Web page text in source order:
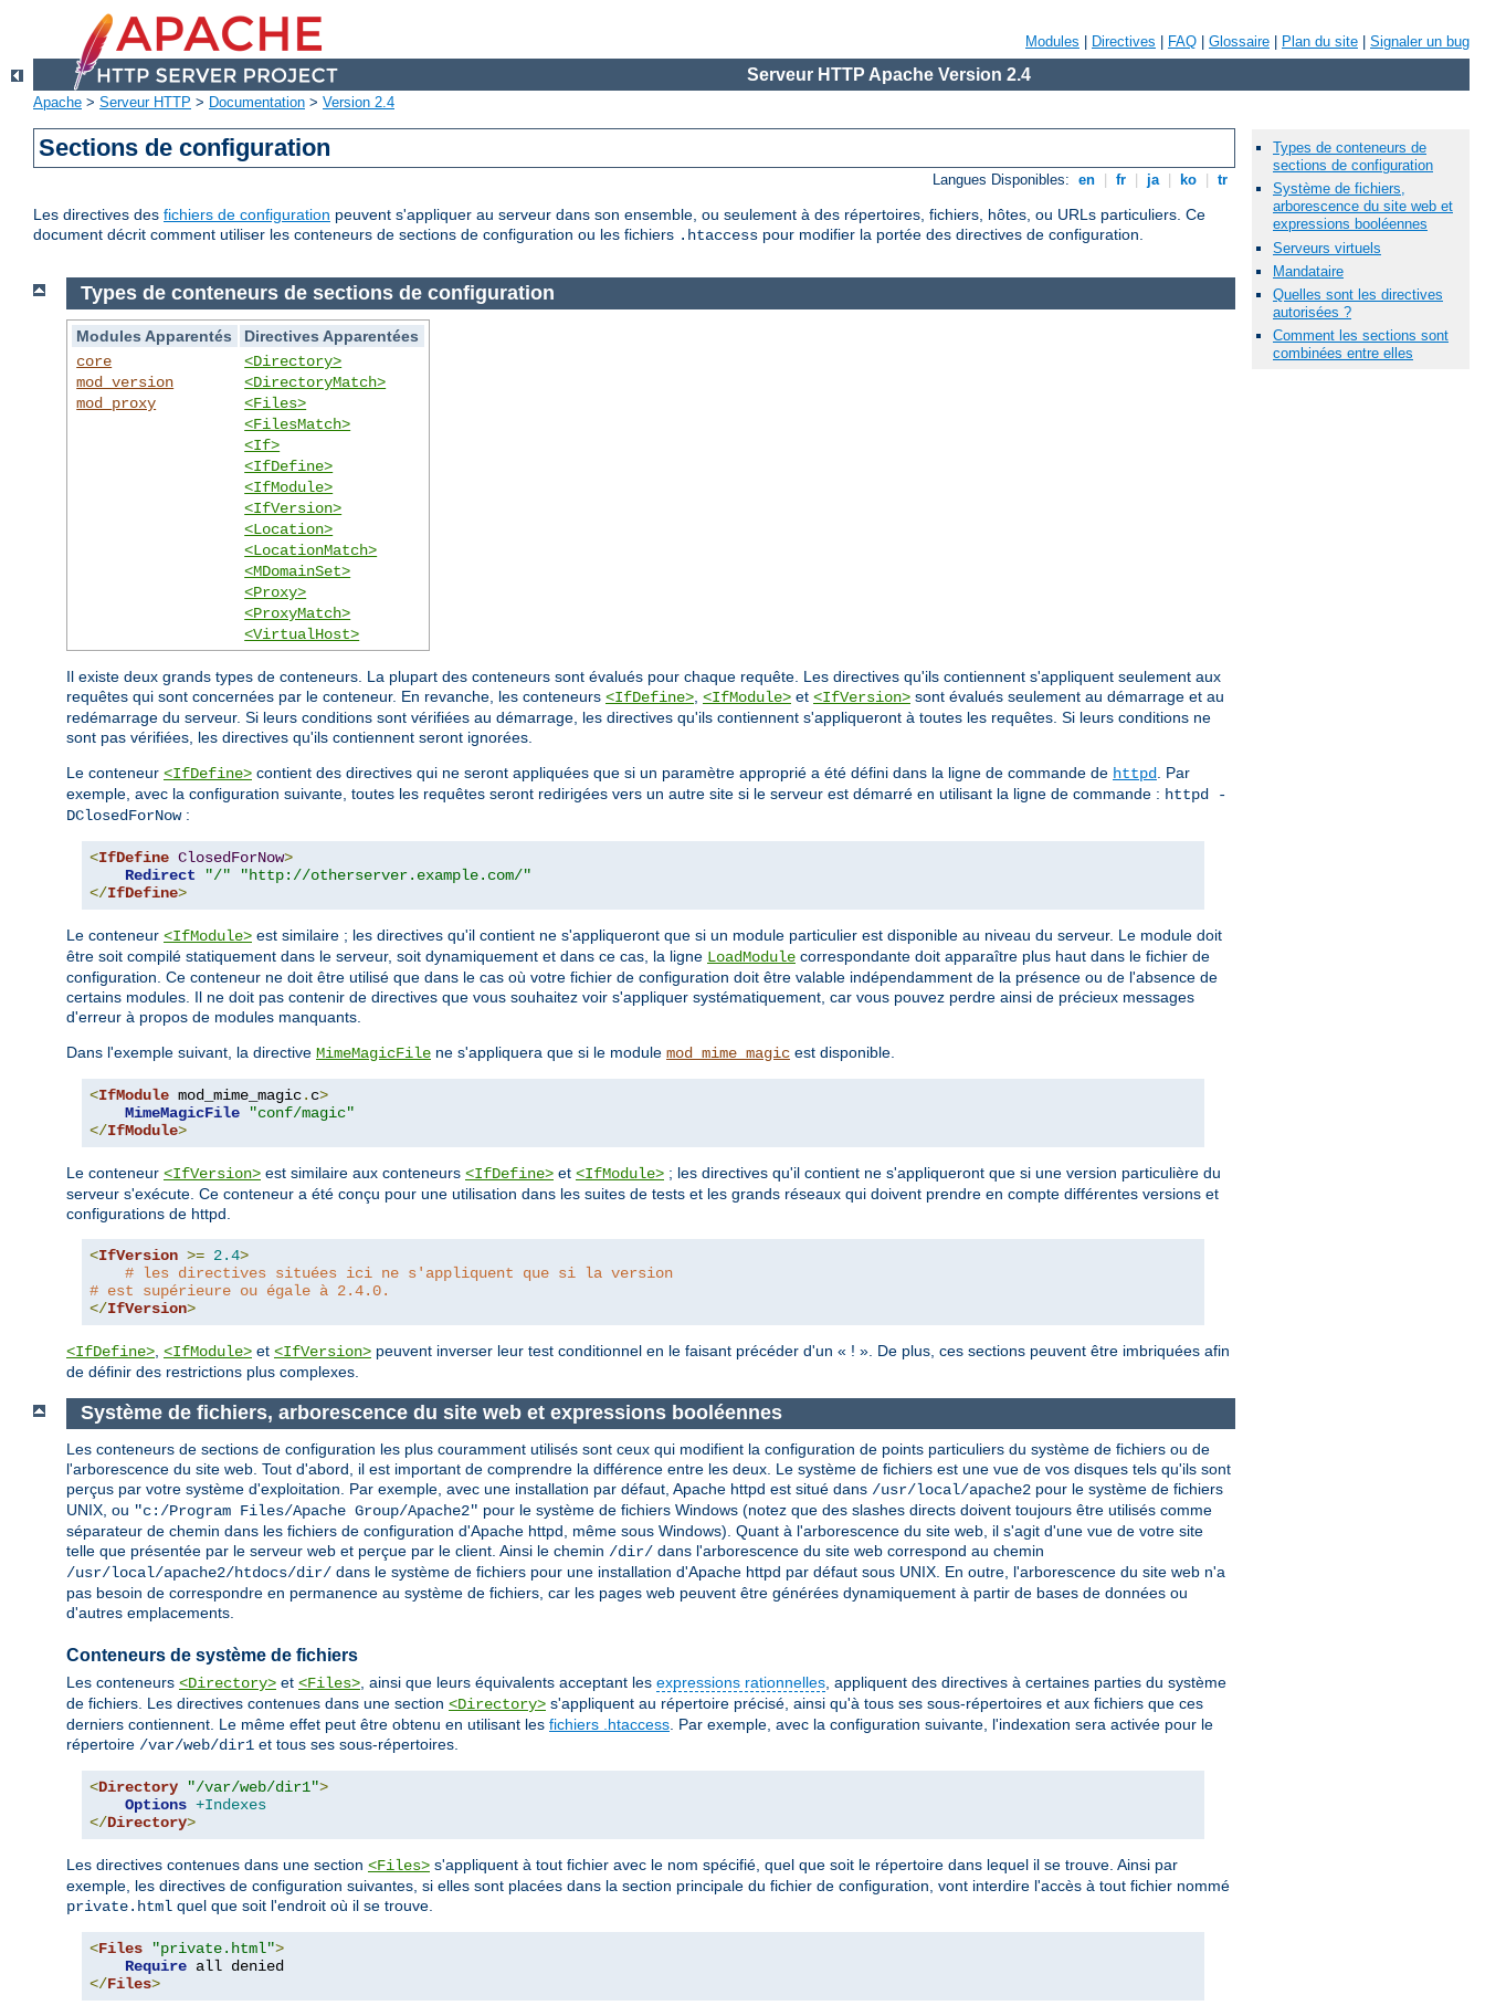
Modules Directives FAQ Glossaire Plan du site Signaler un bug
Serveur HTTP Apache Version 2.4
Apache > Serveur HTTP > Documentation > Version 2.4
Sections de configuration
Langues Disponibles: en fr ja ko tr
Les directives des fichiers de configuration peuvent s'appliquer au serveur dans son ensemble, ou seulement à des répertoires, fichiers, hôtes, ou URLs particuliers. Ce
document décrit comment utiliser les conteneurs de sections de configuration ou les fichiers .htaccess pour modifier la portée des directives de configuration.
Types de conteneurs de sections de configuration
Modules Apparentés
Directives Apparentées
core
mod_version
mod_proxy
<Directory>
<DirectoryMatch>
<Files>
<FilesMatch>
<If>
<IfDefine>
<IfModule>
<IfVersion>
<Location>
<LocationMatch>
<MDomainSet>
<Proxy>
<ProxyMatch>
<VirtualHost>
Il existe deux grands types de conteneurs. La plupart des conteneurs sont évalués pour chaque requête. Les directives qu'ils contiennent s'appliquent seulement aux
requêtes qui sont concernées par le conteneur. En revanche, les conteneurs <IfDefine> <IfModule> et <IfVersion> sont évalués seulement au démarrage et au
redémarrage du serveur. Si leurs conditions sont vérifiées au démarrage, les directives qu'ils contiennent s'appliqueront à toutes les requêtes. Si leurs conditions ne
sont pas vérifiées, les directives qu'ils contiennent seront ignorées.
Le conteneur <IfDefine> contient des directives qui ne seront appliquées que si un paramètre approprié a été défini dans la ligne de commande de httpd
. Par
exemple, avec la configuration suivante, toutes les requêtes seront redirigées vers un autre site si le serveur est démarré en utilisant la ligne de commande : httpd -
DClosedForNow:
<IfDefine ClosedForNow>
Redirect
"/"
"http://otherserver.example.com/"
</IfDefine>
Le conteneur <IfModule> est similaire ; les directives qu'il contient ne s'appliqueront que si un module particulier est disponible au niveau du serveur. Le module doit
être soit compilé statiquement dans le serveur, soit dynamiquement et dans ce cas, la ligne LoadModule correspondante doit apparaître plus haut dans le fichier de
configuration. Ce conteneur ne doit être utilisé que dans le cas où votre fichier de configuration doit être valable indépendamment de la présence ou de l'absence de
certains modules. Il ne doit pas contenir de directives que vous souhaitez voir s'appliquer systématiquement, car vous pouvez perdre ainsi de précieux messages
d'erreur à propos de modules manquants.
Dans l'exemple suivant, la directive MimeMagicFile ne s'appliquera que si le module mod_mime_magic est disponible.
<IfModule mod_mime_magic. c>
MimeMagicFile
"conf/magic"
</IfModule>
Le conteneur <IfVersion> est similaire aux conteneurs <IfDefine> et <IfModule> ; les directives qu'il contient ne s'appliqueront que si une version particulière du
serveur s'exécute. Ce conteneur a été conçu pour une utilisation dans les suites de tests et les grands réseaux qui doivent prendre en compte différentes versions et
configurations de httpd.
<IfVersion >= 2.4>
# les directives situées ici ne s'appliquent que si la version
# est supérieure ou égale à 2.4.0.
</IfVersion>
<IfDefine> <IfModule> et <IfVersion> peuvent inverser leur test conditionnel en le faisant précéder d'un « ! ». De plus, ces sections peuvent être imbriquées afin
de définir des restrictions plus complexes.
Système de fichiers, arborescence du site web et expressions booléennes
Les conteneurs de sections de configuration les plus couramment utilisés sont ceux qui modifient la configuration de points particuliers du système de fichiers ou de
l'arborescence du site web. Tout d'abord, il est important de comprendre la différence entre les deux. Le système de fichiers est une vue de vos disques tels qu'ils sont
perçus par votre système d'exploitation. Par exemple, avec une installation par défaut, Apache httpd est situé dans /usr/local/apache2 pour le système de fichiers
UNIX, ou "c:/Program Files/Apache Group/Apache2" pour le système de fichiers Windows (notez que des slashes directs doivent toujours être utilisés comme
séparateur de chemin dans les fichiers de configuration d'Apache httpd, même sous Windows). Quant à l'arborescence du site web, il s'agit d'une vue de votre site
telle que présentée par le serveur web et perçue par le client. Ainsi le chemin /dir/ dans l'arborescence du site web correspond au chemin
/usr/local/apache2/htdocs/dir/ dans le système de fichiers pour une installation d'Apache httpd par défaut sous UNIX. En outre, l'arborescence du site web n'a
pas besoin de correspondre en permanence au système de fichiers, car les pages web peuvent être générées dynamiquement à partir de bases de données ou
d'autres emplacements.
Conteneurs de système de fichiers
Les conteneurs <Directory> et <Files>, ainsi que leurs équivalents acceptant les expressions rationnelles, appliquent des directives à certaines parties du système
de fichiers. Les directives contenues dans une section <Directory> s'appliquent au répertoire précisé, ainsi qu'à tous ses sous-répertoires et aux fichiers que ces
derniers contiennent. Le même effet peut être obtenu en utilisant les fichiers .htaccess. Par exemple, avec la configuration suivante, l'indexation sera activée pour le
répertoire /var/web/dir1 et tous ses sous-répertoires.
<Directory "/var/web/dir1">
Options +Indexes
</Directory>
Les directives contenues dans une section <Files> s'appliquent à tout fichier avec le nom spécifié, quel que soit le répertoire dans lequel il se trouve. Ainsi par
exemple, les directives de configuration suivantes, si elles sont placées dans la section principale du fichier de configuration, vont interdire l'accès à tout fichier nommé
private.html quel que soit l'endroit où il se trouve.
<Files "private.html">
Require
</Files>
Types de conteneurs de
sections de configuration
Système de fichiers,
arborescence du site web et
expressions booléennes
Serveurs virtuels
Mandataire
Quelles sont les directives
autorisées ?
Comment les sections sont
combinées entre elles